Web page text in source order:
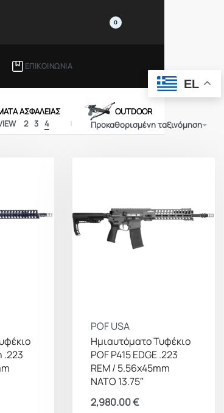
0
ΕΠΙΚΟΙΝΩΝΙΑ
ΑΣΦΑΛΕΙΑΣ OUTDOOR
2 3 4 Προκαθορισμένη ταξινόμηση
.223
POF USA
Ημιαυτόματο Τυφέκιο
POF P415 EDGE .223
REM / 5.56x45mm
NATO 13.75″
2,980.00€
EL